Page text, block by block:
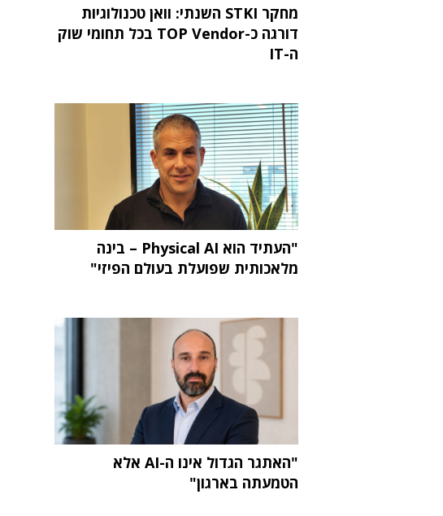
מחקר STKI השנתי: וואן טכנולוגיות
דורגה כ-TOP Vendor בכל תחומי שוק
ה-IT
"העתיד הוא Physical AI – בינה
מלאכותית שפועלת בעולם הפיזי"
"האתגר הגדול אינו ה-AI אלא
הטמעתה בארגון"